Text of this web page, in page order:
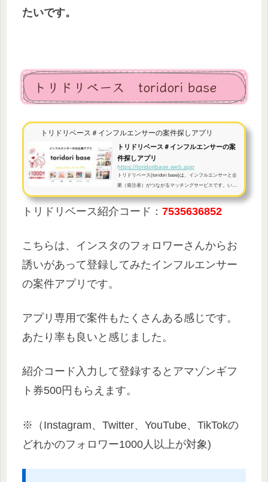
たいです。
トリドリベース toridori base
トリドリベース＃インフルエンサーの案件探しアプリ
トリドリベース＃インフルエンサーの案
件探しアプリ
https://toridoribase.web.app
トリドリベース(toridori base)は、インフルエンサーと企
業（発注者）がつながるマッチングサービスです。いつ
でもどこでもトリドリベースで案件(キャンペーン)の検
う！
トリドリベース紹介コード： 7535636852
こちらは、インスタのフォロワーさんからお
誘いがあって登録してみたインフルエンサー
の案件アプリです。
アプリ専用で案件もたくさんある感じです。
あたり率も良いと感じました。
紹介コード入力して登録するとアマゾンギフ
ト券500円もらえます。
※（Instagram、Twitter、YouTube、TikTokの
どれかのフォロワー1000人以上が対象)